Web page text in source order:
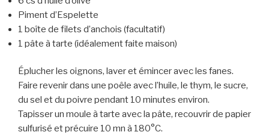
Piment d’Espelette
1 boîte de filets d’anchois (facultatif)
1 pâte à tarte (idéalement faite maison)
Éplucher les oignons, laver et émincer avec les fanes.
Faire revenir dans une poêle avec l’huile, le thym, le sucre,
du sel et du poivre pendant 10 minutes environ.
Tapisser un moule à tarte avec la pâte, recouvrir de papier
sulfurisé et précuire 10 mn à 180°C.